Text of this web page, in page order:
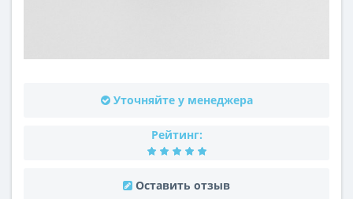
Уточняйте у менеджера
Рейтинг:
Оставить отзыв